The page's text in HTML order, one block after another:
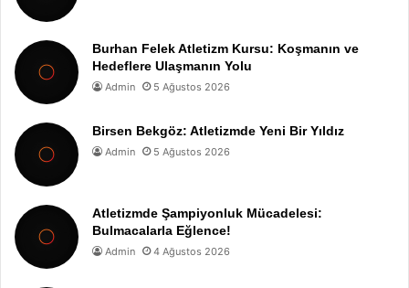
Burhan Felek Atletizm Kursu: Koşmanın ve
Hedeflere Ulaşmanın Yolu
Admin 5 Ağustos 2026
Birsen Bekgöz: Atletizmde Yeni Bir Yıldız
Admin 5 Ağustos 2026
Atletizmde Şampiyonluk Mücadelesi:
Bulmacalarla Eğlence!
Admin 4 Ağustos 2026